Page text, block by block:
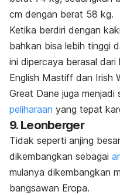
cm dengan berat 58 kg.
Ketika berdiri dengan
bahkan bisa lebih tinggi
ini dipercaya berasal dari
English Mastiff dan Irish
Great Dane juga menjadi
peliharaan yang tepat
9. Leonberger
Tidak seperti anjing
dikembangkan sebagai
mulanya dikembangkan
bangsawan Eropa.